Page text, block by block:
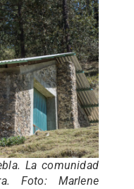
La comu­ni­dad
Foto: Mar­le­ne